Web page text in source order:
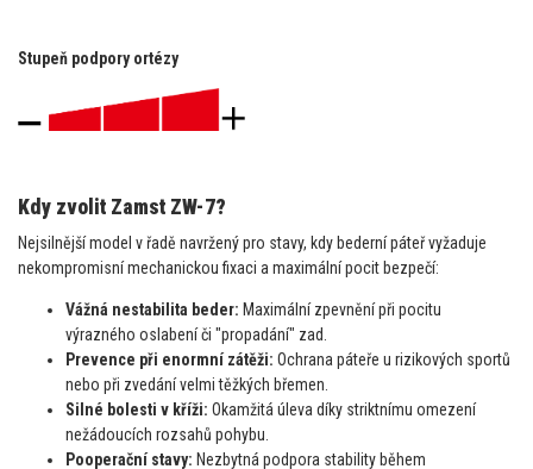
Stupeň podpory ortézy
Kdy zvolit Zamst ZW-7?
Nejsilnější model v řadě navržený pro stavy, kdy bederní páteř vyžaduje
nekompromisní mechanickou fixaci a maximální pocit bezpečí:
Vážná nestabilita beder: Maximální zpevnění při pocitu
výrazného oslabení či "propadání" zad.
Prevence při enormní zátěži: Ochrana páteře u rizikových sportů
nebo při zvedání velmi těžkých břemen.
Silné bolesti v kříži: Okamžitá úleva díky striktnímu omezení
nežádoucích rozsahů pohybu.
Pooperační stavy: Nezbytná podpora stability během